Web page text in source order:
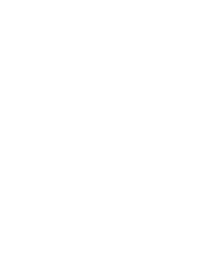
El 25% de los
padecer